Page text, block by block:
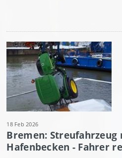
18 Feb 2026
Bremen: Streufahrzeug
Hafenbecken - Fahrer